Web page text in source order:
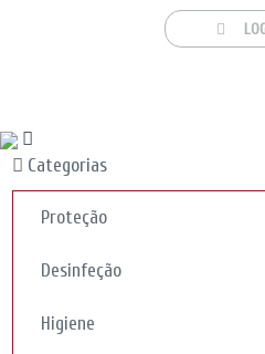
Categorias
Proteção
Desinfeção
Higiene